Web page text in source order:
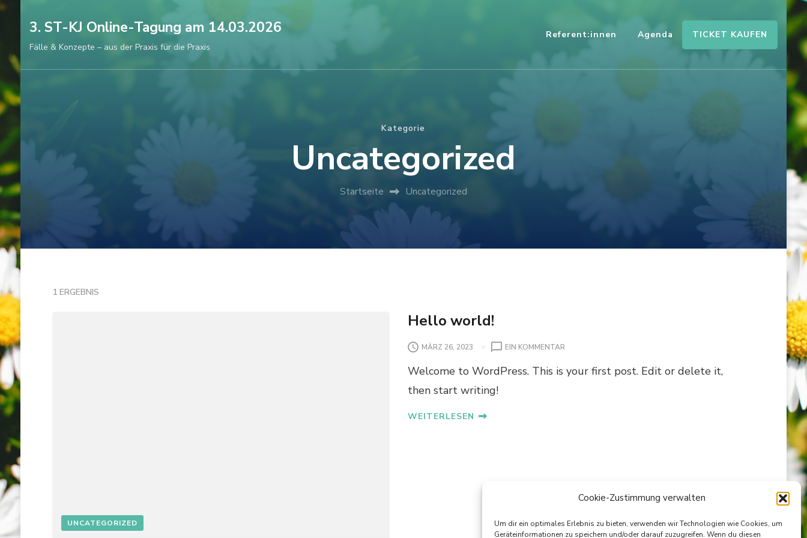
Cookie-Zustimmung verwalten
Um dir ein optimales Erlebnis zu bieten, verwenden wir Technologien wie Cookies, um
Geräteinformationen zu speichern und/oder darauf zuzugreifen. Wenn du diesen
Inhalt
springen
(Enter
3. ST-KJ Online-Tagung am 14.03.2026
Fälle & Konzepte – aus der Praxis für die Praxis
Referent:innen Agenda TICKET KAUFEN
Kategorie
Uncategorized
Startseite Uncategorized
1 ERGEBNIS
UNCATEGORIZED
Hello world!
MÄRZ 26, 2023 EIN KOMMENTAR
Welcome to WordPress. This is your first post. Edit or delete it,
then start writing!
WEITERLESEN